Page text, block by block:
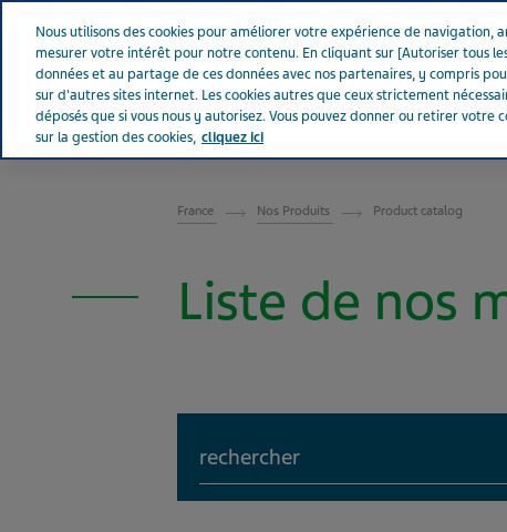
Aller sur Tevapharm
FRANCE
France Nos Produits Product catalog
Liste de nos
Search
Nous utilisons des cookies pour améliorer votre expérience de navigation,
mesurer votre intérêt pour notre contenu. En cliquant sur [Autoriser tous
données et au partage de ces données avec nos partenaires, y compris
sur d'autres sites internet. Les cookies autres que ceux strictement
déposés que si vous nous y autorisez. Vous pouvez donner ou retirer
sur la gestion des cookies, cliquez ici